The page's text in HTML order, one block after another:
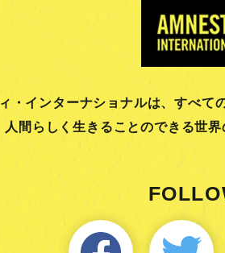
・インターナショナルは、すべて
人間らしく生きることのできる世界